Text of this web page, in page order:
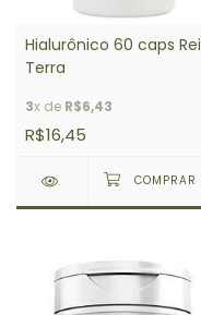
Hialurônico 60 caps Rei
Terra
3x de R$6,43
R$16,45